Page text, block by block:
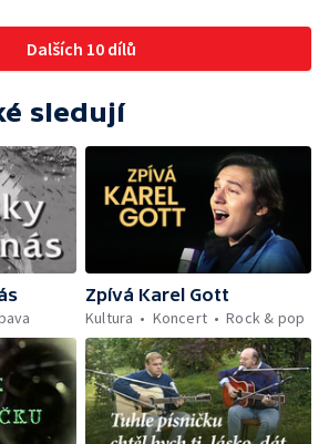
Matuška: Co z toho mám — Waldemar
Matuška: Divoký koně — Romeo a Julie na
konci listopadu — Josef Laufer: Toulavý
Engelbert — Jiřina Bohdalová: Buď prostě
Dalších 10 dílů
sledují
Zpívá Karel Gott
Kultura
Koncert Rock & pop